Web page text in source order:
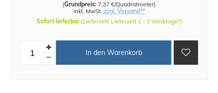
(Grundpreis: 7,37 €/Quadratmeter)
inkl. MwSt. zzgl. Versand**
Sofort lieferbar (Lieferzeit: Lieferzeit 1 - 3 Werktage*)
In den Warenkorb